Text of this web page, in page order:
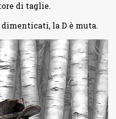
di taglie.
la D è muta.